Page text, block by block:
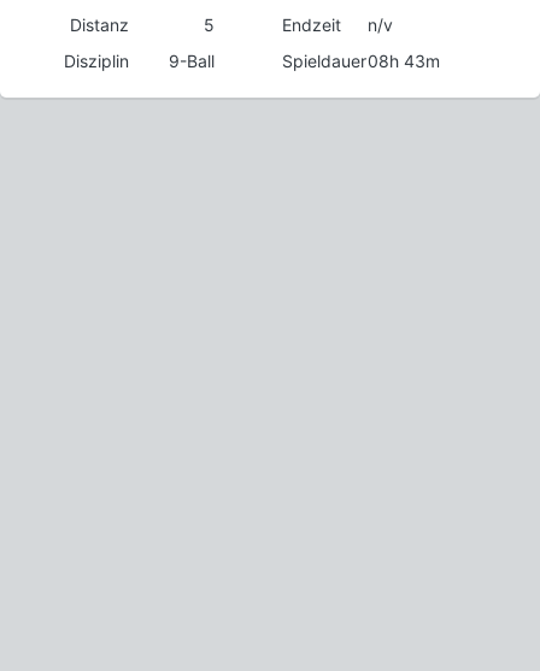
Distanz 5 Endzeit
n/v
Disziplin
9-Ball Spieldauer08h 43m